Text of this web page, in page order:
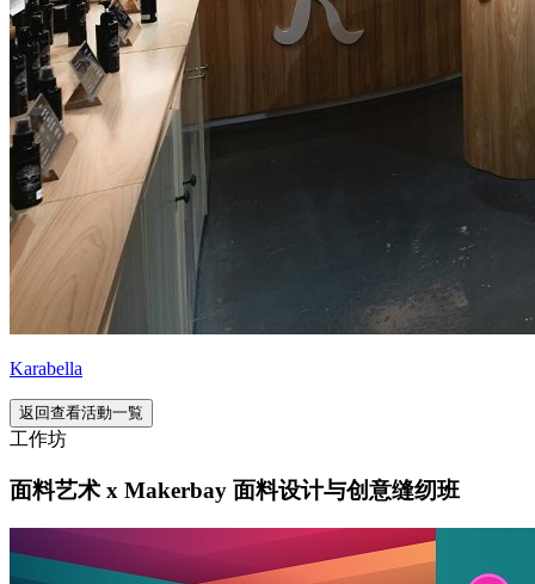
Karabella
返回查看活動一覧
工作坊
面料艺术 x Makerbay 面料设计与创意缝纫班